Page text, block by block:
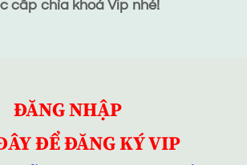
cấp chìa khoá Vip nhé!
ĐĂNG NHẬP
ĐỂ ĐĂNG KÝ VIP